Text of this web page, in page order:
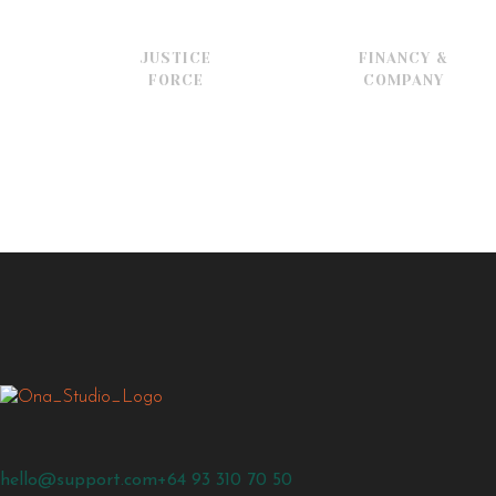
JUSTICE
FORCE
FINANCY &
COMPANY
hello@support.com+64 93 310 70 50